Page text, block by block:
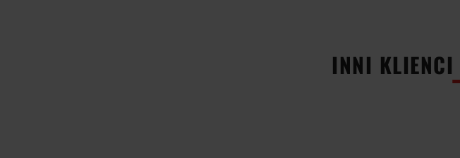
INNI